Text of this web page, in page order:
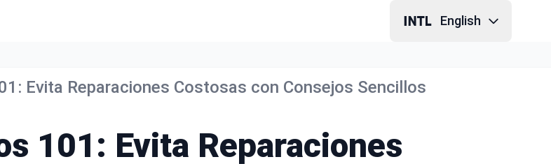
English
Evita Reparaciones Costosas con Consejos Sencillos
101: Evita Reparaciones